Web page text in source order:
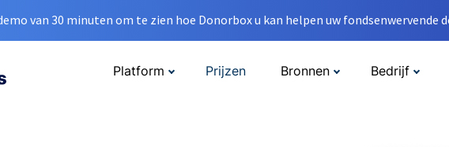
van 30 minuten om te zien hoe Donorbox u kan helpen uw fondsenwervende
Platform Prijzen Bronnen Bedrijf